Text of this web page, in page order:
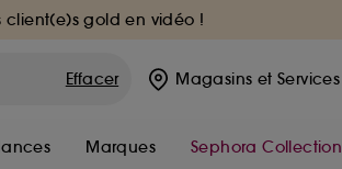
client(e)s gold en vidéo !
Effacer Magasins et Services
Marques Sephora Collection